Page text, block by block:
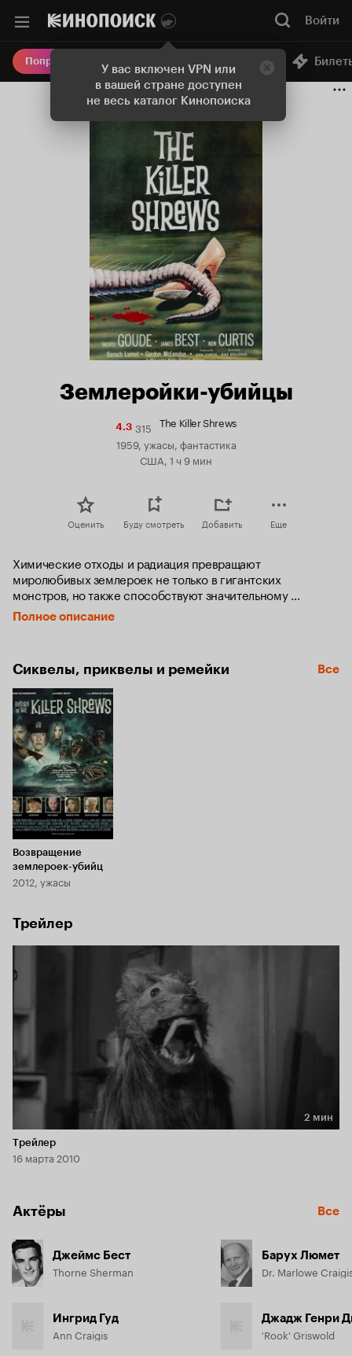
У вас включен VPN или
в вашей стране доступен
не весь каталог Кинопоиска
Войти
Попробовать Плюс Онлайн-кинотеатр
Землеройки-убийцы
4.3Рейтинг
Кинопоиска
4.3
315 The Killer Shrews
1959, ужасы, фантастика
США, 1 ч 9 мин
Оценить Буду смотреть Добавить Еще
Химические отходы и радиация превращают
миролюбивых землероек не только в гигантских
монстров, но также способствуют значительному
повышению их интеллекта. После того, как они съедают
всех животных на острове, у них не остается другого
Полное описание
Сиквелы, приквелы и ремейки Все
Возвращение
землероек-убийц
2012, ужасы
Трейлер
Длительность 2 мин
2 мин
Трейлер
16 марта 2010
Актёры Все
Джеймс Бест
Thorne Sherman
Ингрид Гуд
Ann Craigis
Барух Люмет
Dr. Marlowe
Джадж Генри
'Rook' Griswold